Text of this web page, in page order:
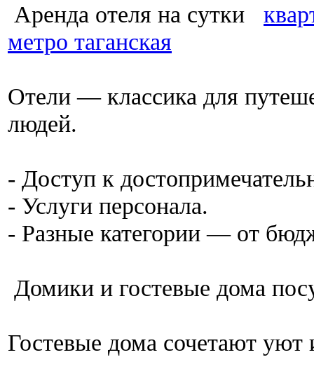
Аренда отеля на сутки
метро таганская
Отели — классика для
людей.
- Доступ к
- Услуги персонала.
- Разные категории — от
Домики и гостевые дома
Гостевые дома сочетают